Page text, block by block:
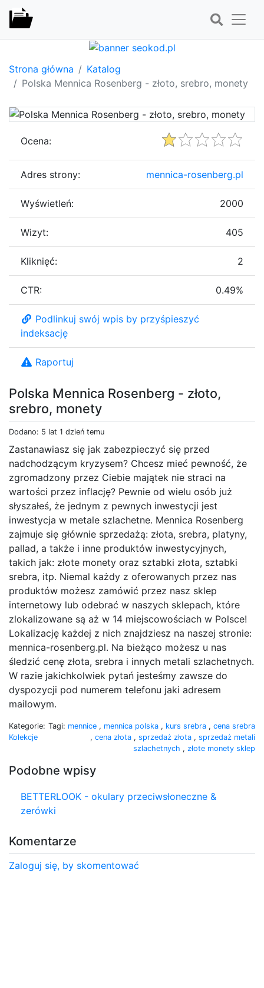
Strona główna
Katalog
Polska Mennica Rosenberg - złoto, srebro, monety
Polska Mennica Rosenberg - złoto,
srebro, monety
Dodano: 5 lat 1 dzień temu
Zastanawiasz się jak zabezpieczyć się przed
nadchodzącym kryzysem? Chcesz mieć pewność, że
zgromadzony przez Ciebie majątek nie straci na
wartości przez inflację? Pewnie od wielu osób już
słyszałeś, że jednym z pewnych inwestycji jest
inwestycja w metale szlachetne. Mennica Rosenberg
zajmuje się głównie sprzedażą: złota, srebra, platyny,
pallad, a także i inne produktów inwestycyjnych,
takich jak: złote monety oraz sztabki złota, sztabki
srebra, itp. Niemal każdy z oferowanych przez nas
produktów możesz zamówić przez nasz sklep
internetowy lub odebrać w naszych sklepach, które
zlokalizowane są aż w 14 miejscowościach w Polsce!
Lokalizację każdej z nich znajdziesz na naszej stronie:
mennica-rosenberg.pl. Na bieżąco możesz u nas
śledzić cenę złota, srebra i innych metali szlachetnych.
W razie jakichkolwiek pytań jesteśmy zawsze do
dyspozycji pod numerem telefonu jaki adresem
mailowym.
Kategorie:
Kolekcje
Tagi: mennice , mennica polska , kurs srebra , cena srebra
, cena złota , sprzedaż złota , sprzedaż metali
szlachetnych , złote monety sklep
Podobne wpisy
BETTERLOOK - okulary przeciwsłoneczne &
zerówki
Komentarze
Zaloguj się, by skomentować
Ocena:
Adres strony: mennica-rosenberg.pl
Wyświetleń: 2000
Wizyt: 405
Kliknięć: 2
CTR: 0.49%
Podlinkuj swój wpis by przyśpieszyć
indeksację
Raportuj